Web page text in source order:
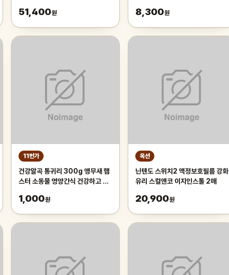
51,400원 8,300원
11번가
건강알곡 통귀리 300g 앵무새 햄
스터 소동물 영양간식 건강하고 깨
1,000원
옥션
닌텐도 스위치2 액정보호필름 강화
유리 스컬앤코 이지인스톨 2매
20,900원